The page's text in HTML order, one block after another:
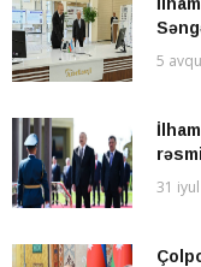
5
31